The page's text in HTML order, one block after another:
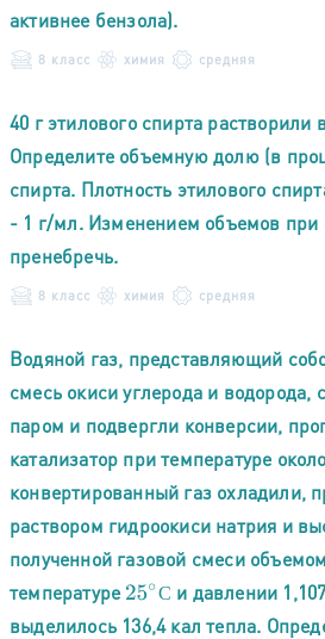
активнее бензола).
8 класс химия средняя
40 г этилового спирта растворили
Определите объемную долю (в
спирта. Плотность этилового
- 1 г/мл. Изменением объемов
пренебречь.
8 класс химия средняя
Водяной газ, представляющий
смесь окиси углерода и
паром и подвергли конверсии,
катализатор при температуре около
конвертированный газ охладили,
раствором гидроокиси натрия и
полученной газовой смеси
температуре
С
25∘С и давлении
выделилось 136,4 кал тепла.